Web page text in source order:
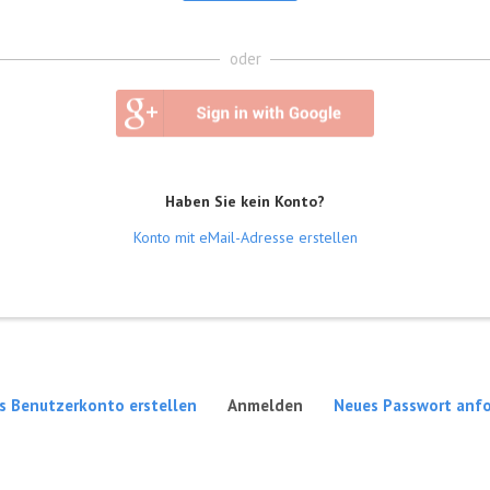
oder
Haben Sie kein Konto?
Konto mit eMail-Adresse erstellen
Benutzerkonto erstellen Anmelden (aktiver Reiter)
Neues Passwort